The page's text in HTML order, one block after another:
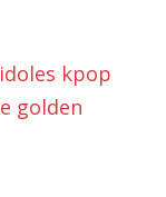
idoles kpop
golden